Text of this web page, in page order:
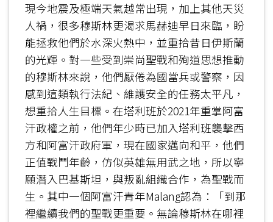
現今地震及極端天氣越常出現，加上其他天災
人禍，很多穆斯林更渴求馬赫迪早日來臨，盼
能拯救他們於水深火熱中，並重拾昔日伊斯蘭
的光輝。對一些受到崇尚聖戰和殉道思想推動
的穆斯林來說，他們厭倦為國當兵或警察，因
感到這類執行法紀、維護安全的任務太平凡，
想重拾人生目標。在塔利班於2021年重掌阿富
汗政權之前，他們年少時已加入塔利班襲擊西
方和阿富汗政府軍，現在國家邁向和平，他們
正值戰鬥年齡，仿似英雄無用武之地，所以寧
願潛入巴基斯坦，與叛亂組織合作，為聖戰而
生。其中一個阿富汗青年Malang認為：「到那
裡繼續我們的聖戰更重要。無論穆斯林在哪裡